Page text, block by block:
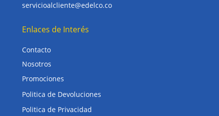
servicioalcliente@edelco.co
Enlaces de Interés
Contacto
Nosotros
Promociones
Politica de Devoluciones
Politica de Privacidad